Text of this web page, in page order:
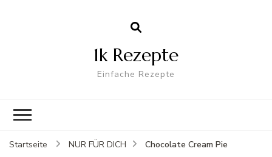
1k Rezepte
Einfache Rezepte
Startseite NUR FÜR DICH Chocolate Cream Pie